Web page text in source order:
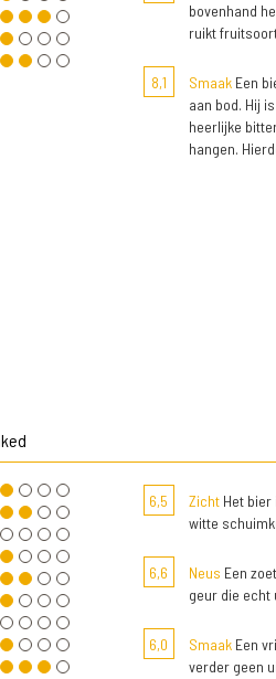
bovenhand
ruikt
8,1 SmaakEen
aan bod. Hij
heerlijke
hangen.
6,5 ZichtHet bier
witte
6,6 Neus Een
geur die echt
6,0 SmaakEen
verder geen